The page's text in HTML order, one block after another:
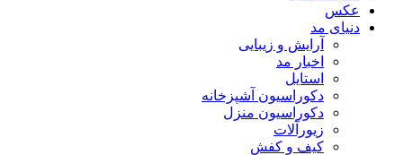
عکس
دنیای مد
آرایش و زیبایی
اخبار مد
استایل
دکوراسیون آشپزخانه
دکوراسیون منزل
زیورآلات
کیف و کفش